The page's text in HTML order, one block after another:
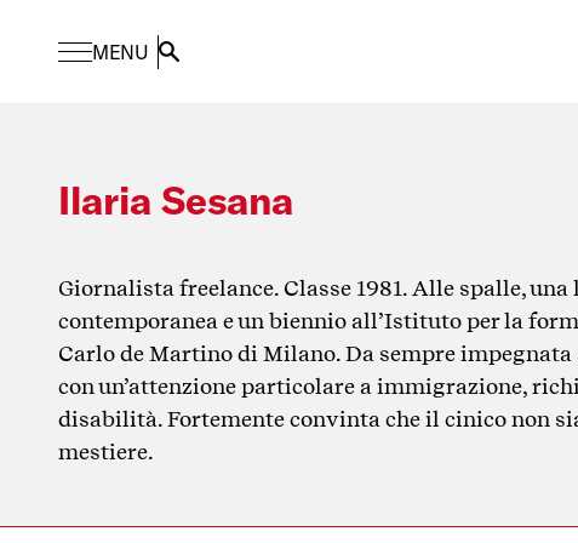
MENU Search
Ilaria Sesana
Giornalista freelance. Classe 1981. Alle spalle,
contemporanea e un biennio all’Istituto per la
Carlo de Martino di Milano. Da sempre
con un’attenzione particolare a immigrazione,
disabilità. Fortemente convinta che il cinico non
mestiere.